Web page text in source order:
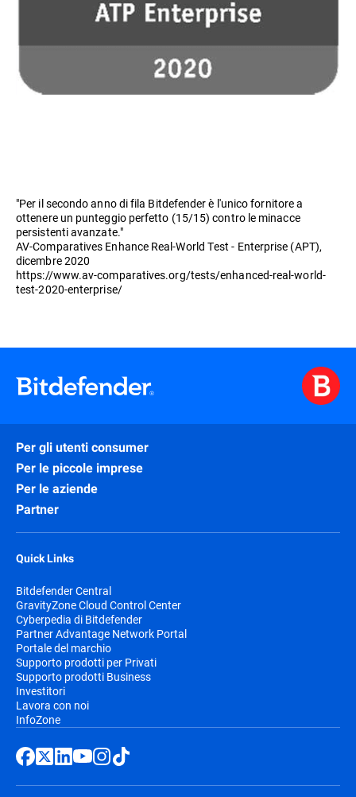
"Per il secondo anno di fila Bitdefender è l'unico fornitore a
ottenere un punteggio perfetto (15/15) contro le minacce
persistenti avanzate."
AV-Comparatives Enhance Real-World Test - Enterprise (APT),
dicembre 2020
https://www.av-comparatives.org/tests/enhanced-real-world-
test-2020-enterprise/
Per gli utenti consumer
Per le piccole imprese
Per le aziende
Partner
Quick Links
Bitdefender Central
GravityZone Cloud Control Center
Cyberpedia di Bitdefender
Partner Advantage Network Portal
Portale del marchio
Supporto prodotti per Privati
Supporto prodotti Business
Investitori
Lavora con noi
InfoZone